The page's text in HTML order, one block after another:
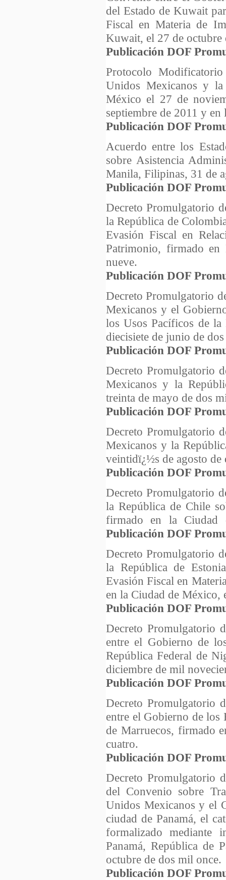
del Estado de Kuwait
Fiscal en Materia de
Kuwait, el 27 de octubre
Publicación DOF
Protocolo
Unidos Mexicanos y
México el 27 de
septiembre de 2011 y
Publicación DOF
Acuerdo entre los
sobre Asistencia
Manila, Filipinas, 31 de
Publicación DOF
Decreto Promulgatorio
la República de
Evasión Fiscal en
Patrimonio, firmado
nueve.
Publicación DOF
Decreto Promulgatorio
Mexicanos y el
los Usos Pacíficos de
diecisiete de junio de
Publicación DOF
Decreto Promulgatorio
Mexicanos y la
treinta de mayo de dos
Publicación DOF
Decreto Promulgatorio
Mexicanos y la
veintidï¿½s de agosto de
Publicación DOF
Decreto Promulgatorio
la República de Chile
firmado en la
Publicación DOF
Decreto Promulgatorio
la República de
Evasión Fiscal en
en la Ciudad de México,
Publicación DOF
Decreto Promulgatorio
entre el Gobierno de
República Federal de
diciembre de mil
Publicación DOF
Decreto Promulgatorio
entre el Gobierno de
de Marruecos, firmado
cuatro.
Publicación DOF
Decreto Promulgatorio
del Convenio sobre
Unidos Mexicanos y el
ciudad de Panamá, el
formalizado mediante
Panamá, República de
octubre de dos mil once.
Publicación DOF